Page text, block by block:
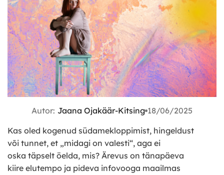
Autor: Jaana Ojakäär-Kitsing 18/06/2025
Kas oled kogenud südamekloppimist, hingeldust
või tunnet, et „midagi on valesti“, aga ei
oska täpselt öelda, mis? Ärevus on tänapäeva
kiire elutempo ja pideva infovooga maailmas